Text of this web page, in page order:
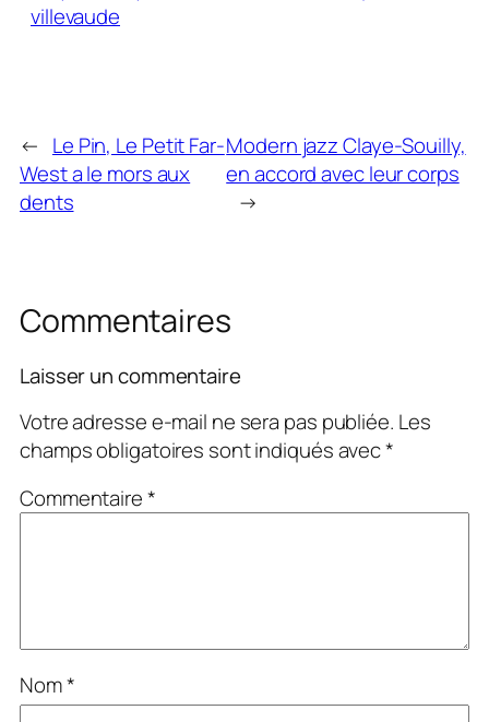
villevaude
← Le Pin, Le Petit Far-
West a le mors aux
dents
Modern jazz Claye-Souilly,
en accord avec leur corps
→
Commentaires
Laisser un commentaire
Votre adresse e-mail ne sera pas publiée. Les
champs obligatoires sont indiqués avec*
Commentaire*
Nom*